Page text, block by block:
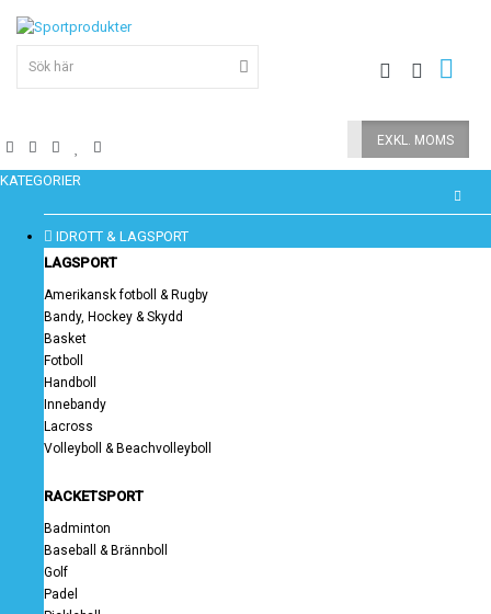
EXKL. MOMS
KATEGORIER
IDROTT & LAGSPORT
LAGSPORT
Amerikansk fotboll & Rugby
Bandy, Hockey & Skydd
Basket
Fotboll
Handboll
Innebandy
Lacross
Volleyboll & Beachvolleyboll
RACKETSPORT
Badminton
Baseball & Brännboll
Golf
Padel